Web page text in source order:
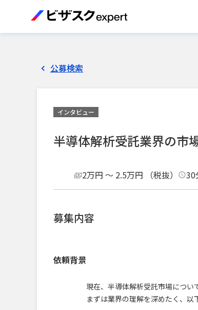
公募検索
インタビュー
半導体解析受託業界の市
2万円 〜 2.5万円 （税抜） 30
募集内容
依頼背景
現在、半導体解析受託市場につい
まずは業界の理解を深めたく、以